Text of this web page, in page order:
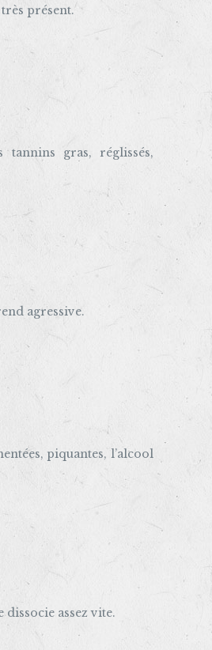
présent.
gras, réglissés,
agressive.
piquantes, l’alcool
dissocie assez vite.